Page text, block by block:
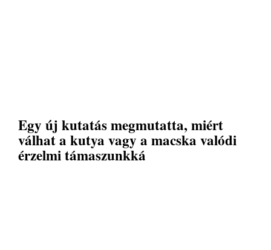
Egy új kutatás megmutatta, miért
válhat a kutya vagy a macska valódi
érzelmi támaszunkká